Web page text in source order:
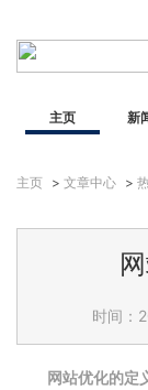
主页 新
主页 > 文章中心 >
时间：
网站优化的定